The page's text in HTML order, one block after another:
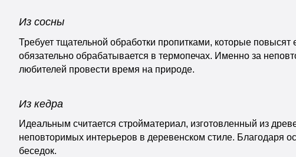
Из сосны
Требует тщательной обработки пропитками, которые
обязательно обрабатывается в термопечах. Именно за
любителей провести время на природе.
Из кедра
Идеальным считается стройматериал, изготовленный из
неповторимых интерьеров в деревенском стиле. Благодаря
беседок.